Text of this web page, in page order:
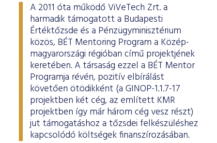
A 2011 óta működő ViVeTech Zrt. a
harmadik támogatott a Budapesti
Értéktőzsde és a Pénzügyminisztérium
közös, BÉT Mentoring Program a Közép-
magyarországi régióban című projektjének
keretében. A társaság ezzel a BÉT Mentor
Programja révén, pozitív elbírálást
követően ötödikként (a GINOP-1.1.7-17
projektben két cég, az említett KMR
projektben így már három cég vesz részt)
jut támogatáshoz a tőzsdei felkészüléshez
kapcsolódó költségek finanszírozásában.